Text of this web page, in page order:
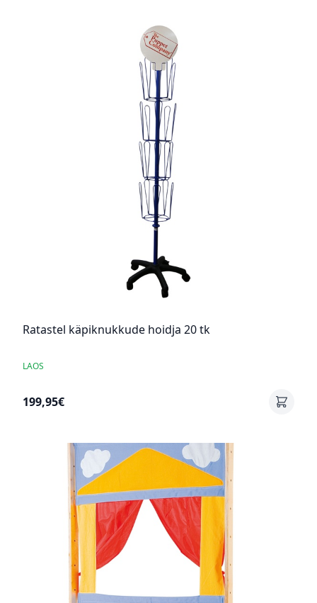
Ratastel käpiknukkude hoidja 20 tk
LAOS
199,95€